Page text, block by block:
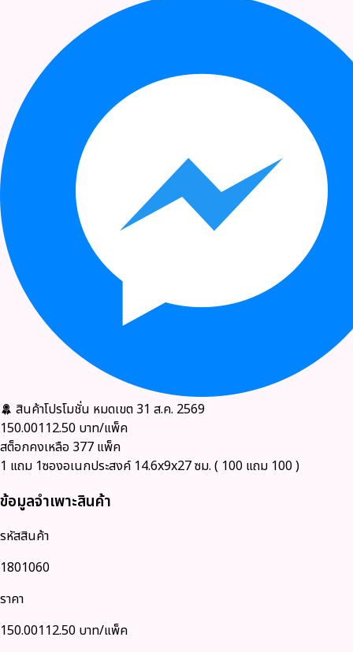
สินค้าโปรโมชั่น หมดเขต 31 ส.ค. 2569
150.00112.50 บาท/แพ็ค
สต็อกคงเหลือ 377 แพ็ค
1 แถม 1ซองอเนกประสงค์ 14.6x9x27 ซม. ( 100 แถม 100 )
ข้อมูลจำเพาะสินค้า
รหัสสินค้า
1801060
ราคา
150.00112.50 บาท/แพ็ค